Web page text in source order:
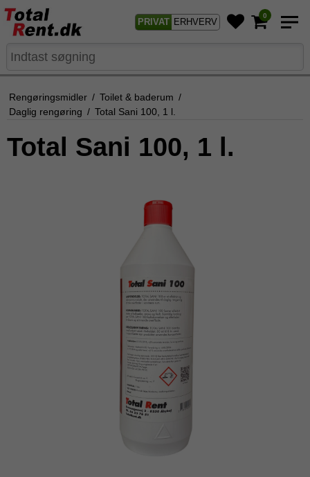
PRIVAT ERHVERV
0
Rengøringsmidler / Toilet & baderum /
Daglig rengøring / Total Sani 100, 1 l.
Total Sani 100, 1 l.